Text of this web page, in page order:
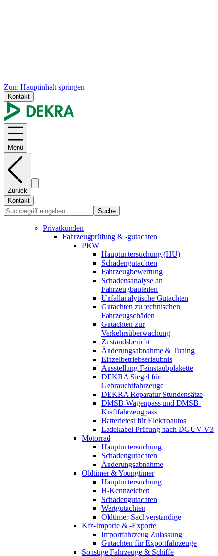
Zum Hauptinhalt springen
Kontakt
Menü
Zurück
Kontakt
Suche
Privatkunden
Fahrzeugprüfung & -gutachten
PKW
Hauptuntersuchung (HU)
Schadengutachten
Fahrzeugbewertung
Schadensanalyse an
Fahrzeugbauteilen
Unfallanalytische Gutachten
Gutachten zu technischen
Fahrzeugschäden
Gutachten zur
Verkehrsüberwachung
Zustandsbericht
Änderungsabnahme & Tuning
Einzelbetriebserlaubnis
Ausstellung Feinstaubplakette
DEKRA Siegel für
Gebrauchtfahrzeuge
DEKRA Reparatur Stundensätze
DMSB-Wagenpass und DMSB-
Kraftfahrzeugpass
Batterietest für Elektroautos
Ladekabel Prüfung nach DGUV V3
Motorrad
Hauptuntersuchung
Schadengutachten
Änderungsabnahme
Oldtimer & Youngtimer
Hauptuntersuchung
H-Kennzeichen
Schadengutachten
Wertgutachten
Oldtimer-Sachverständige
Kfz-Importe & -Exporte
Importfahrzeug Zulassung
Gutachten für Exportfahrzeuge
Sonstige Fahrzeuge & Schiffe